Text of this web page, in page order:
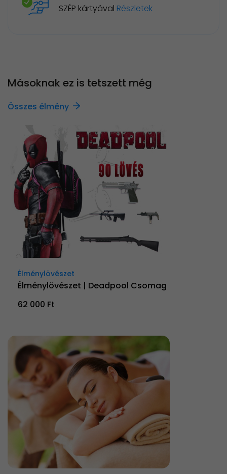
SZÉP kártyával Részletek
Másoknak ez is tetszett még
Összes élmény
Élménylövészet
Élménylövészet | Deadpool Csomag
62 000 Ft